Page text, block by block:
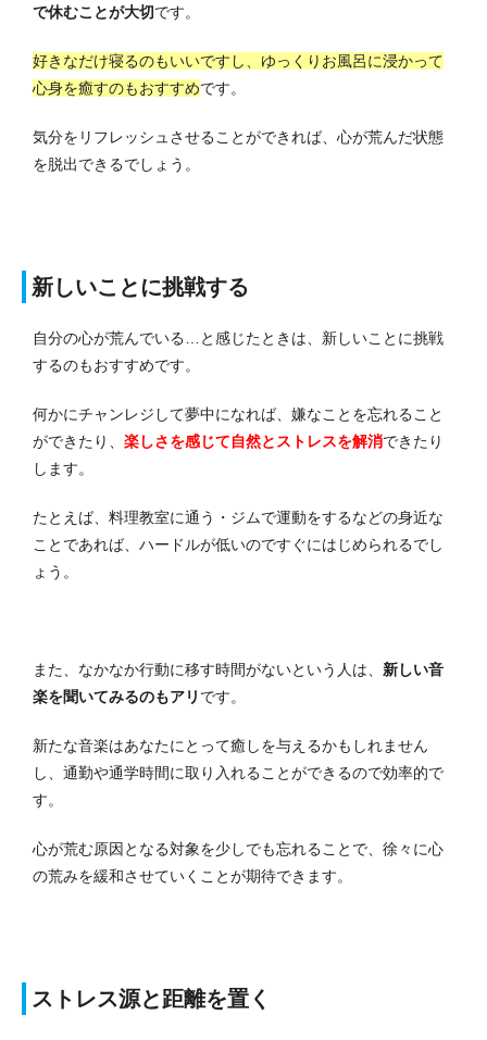
で休むことが大切です。
好きなだけ寝るのもいいですし、ゆっくりお風呂に浸かって
心身を癒すのもおすすめです。
気分をリフレッシュさせることができれば、心が荒んだ状態
を脱出できるでしょう。
新しいことに挑戦する
自分の心が荒んでいる…と感じたときは、新しいことに挑戦
するのもおすすめです。
何かにチャンレジして夢中になれば、嫌なことを忘れること
ができたり、 楽しさを感じて自然とストレスを解消できたり
します。
たとえば、料理教室に通う・ジムで運動をするなどの身近な
ことであれば、ハードルが低いのですぐにはじめられるでし
ょう。
また、なかなか行動に移す時間がないという人は、 新しい音
楽を聞いてみるのもアリ です。
新たな音楽はあなたにとって癒しを与えるかもしれません
し、通勤や通学時間に取り入れることができるので効率的で
す。
心が荒む原因となる対象を少しでも忘れることで、徐々に心
の荒みを緩和させていくことが期待できます。
ストレス源と距離を置く